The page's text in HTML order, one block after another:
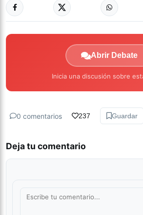
Abrir Debate
Inicia una discusión sobre
0 comentarios 237 Guardar
Deja tu comentario